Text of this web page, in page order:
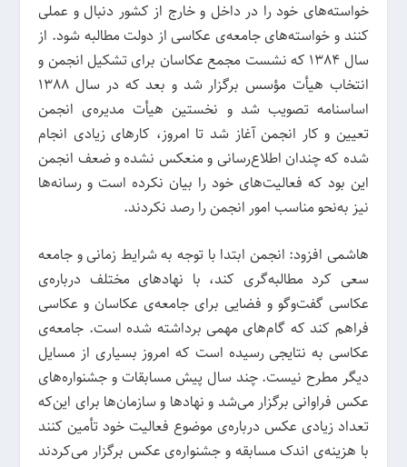
خواسته‌های خود را در داخل و خارج از کشور دنبال و عملی
کنند و خواسته‌های جامعه‌ی عکاسی از دولت مطالبه شود. از
سال 1384 که نشست مجمع عکاسان برای تشکیل انجمن و
انتخاب هیأت مؤسس برگزار شد و بعد که در سال 1388
اساسنامه تصویب شد و نخستین هیأت مدیره‌ی انجمن
تعیین و کار انجمن آغاز شد تا امروز، کارهای زیادی انجام
شده که چندان اطلاع‌رسانی و منعکس نشده و ضعف انجمن
این بود که فعالیت‌های خود را بیان نکرده است و رسانه‌ها
نیز به‌نحو مناسب امور انجمن را رصد نکردند.
هاشمی افزود: انجمن ابتدا با توجه به شرایط زمانی و جامعه
سعی کرد مطالبه‌گری کند، با نهادهای مختلف درباره‌ی
عکاسی گفت‌وگو و فضایی برای جامعه‌ی عکاسان و عکاسی
فراهم کند که گام‌های مهمی برداشته شده است. جامعه‌ی
عکاسی به نتایجی رسیده است که امروز بسیاری از مسایل
دیگر مطرح نیست. چند سال پیش مسابقات و جشنواره‌های
عکس فراوانی برگزار می‌شد و نهادها و سازمان‌ها برای این‌که
تعداد زیادی عکس درباره‌ی موضوع فعالیت خود تأمین کنند
با هزینه‌ی اندک مسابقه و جشنواره‌ی عکس برگزار می‌کردند